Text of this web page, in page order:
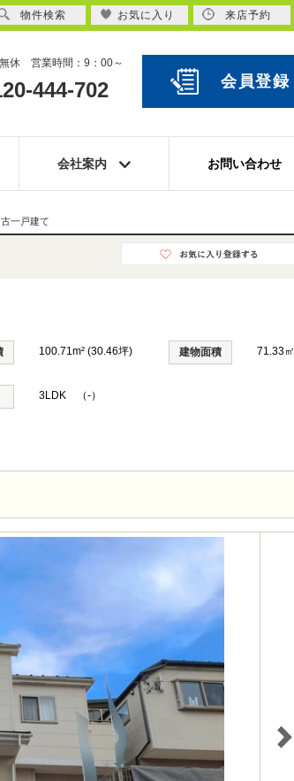
休 営業時間：9：00～
444-702 会員登録
会社案内 お問い合わせ
一戸建て
100.71m² (30.46坪) 建物面積 71.33㎡
3LDK （-）
物件検索 お気に入り 来店予約